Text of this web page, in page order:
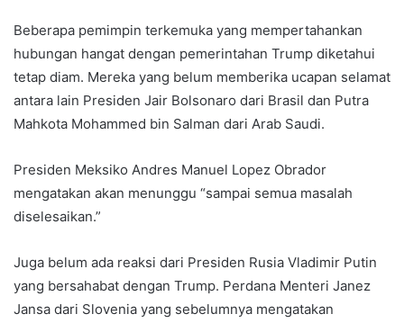
Beberapa pemimpin terkemuka yang mempertahankan
hubungan hangat dengan pemerintahan Trump diketahui
tetap diam. Mereka yang belum memberika ucapan selamat
antara lain Presiden Jair Bolsonaro dari Brasil dan Putra
Mahkota Mohammed bin Salman dari Arab Saudi.
Presiden Meksiko Andres Manuel Lopez Obrador
mengatakan akan menunggu “sampai semua masalah
diselesaikan.”
Juga belum ada reaksi dari Presiden Rusia Vladimir Putin
yang bersahabat dengan Trump. Perdana Menteri Janez
Jansa dari Slovenia yang sebelumnya mengatakan